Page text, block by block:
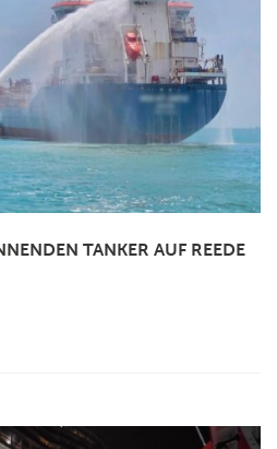
TANKER AUF REEDE